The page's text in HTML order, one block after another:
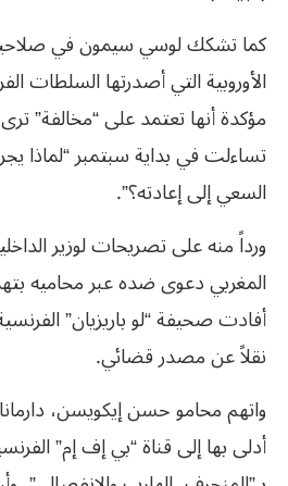
كما تشكك لوسي سيمون في
الأوروبية التي أصدرتها السلطات
مؤكدة أنها تعتمد على “مخالفة”
تساءلت في بداية سبتمبر “لماذا
السعي إلى إعادته؟”.
ورداً منه على تصريحات لوزير
المغربي دعوى ضده عبر محاميه
نقلاً عن مصدر قضائي.
واتهم محامو حسن إيكويسن،
أدلى بها إلى قناة “بي إف إم”